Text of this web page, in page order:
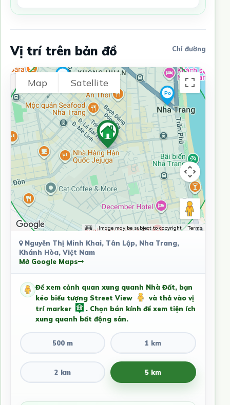
Vị trí trên bản đồ Chỉ đường
Map Satellite
Image may be subject to copyright Terms
Nguyễn Thị Minh Khai, Tân Lập, Nha Trang,
Khánh Hòa, Việt Nam
Mở Google Maps
Để xem cảnh quan xung quanh Nhà Đất, bạn
kéo biểu tượng Street View
và thả vào vị
trí marker
. Chọn bán kính để xem tiện ích
xung quanh bất động sản.
500 m 1 km
2 km 5 km